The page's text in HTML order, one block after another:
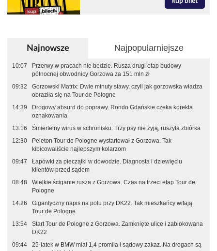
Najnowsze Najpopularniejsze
10:07
Przerwy w pracach nie będzie. Rusza drugi etap budowy
północnej obwodnicy Gorzowa za 151 mln zł
09:32
Gorzowski Matrix: Dwie minuty sławy, czyli jak gorzowska władza
obraziła się na Tour de Pologne
14:39
Drogowy absurd do poprawy. Rondo Gdańskie czeka korekta
oznakowania
13:16
Śmiertelny wirus w schronisku. Trzy psy nie żyją, ruszyła zbiórka
12:30
Peleton Tour de Pologne wystartował z Gorzowa. Tak
kibicowaliście najlepszym kolarzom
09:47
Łapówki za pieczątki w dowodzie. Diagnosta i dziewięciu
klientów przed sądem
08:48
Wielkie ściganie rusza z Gorzowa. Czas na trzeci etap Tour de
Pologne
14:26
Gigantyczny napis na polu przy DK22. Tak mieszkańcy witają
Tour de Pologne
13:54
Start Tour de Pologne z Gorzowa. Zamknięte ulice i zablokowana
DK22
09:44
25-latek w BMW miał 1,4 promila i sądowy zakaz. Na drogach są